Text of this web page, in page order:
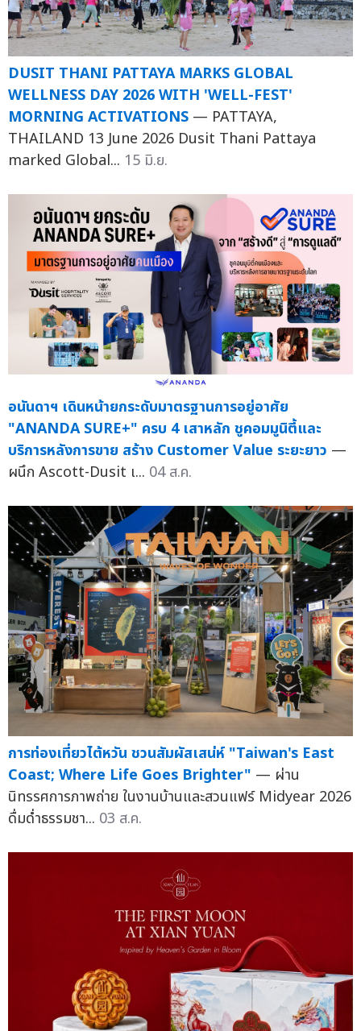
DUSIT THANI PATTAYA MARKS GLOBAL
WELLNESS DAY 2026 WITH 'WELL-FEST'
MORNING ACTIVATIONS — PATTAYA,
THAILAND 13 June 2026 Dusit Thani Pattaya
marked Global... 15 มิ.ย.
อนันดาฯ เดินหน้ายกระดับมาตรฐานการอยู่อาศัย
"ANANDA SURE+" ครบ 4 เสาหลัก ชูคอมมูนิตี้และ
บริการหลังการขาย สร้าง Customer Value ระยะยาว —
ผนึก Ascott-Dusit เ... 04 ส.ค.
การท่องเที่ยวไต้หวัน ชวนสัมผัสเสน่ห์ "Taiwan's East
Coast; Where Life Goes Brighter" — ผ่าน
นิทรรศการภาพถ่าย ในงานบ้านและสวนแฟร์ Midyear 2026
ดื่มด่ำธรรมชา... 03 ส.ค.